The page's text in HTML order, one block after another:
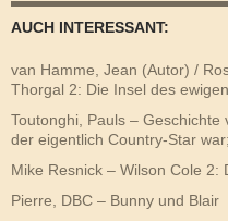
AUCH INTERESSANT:
van Hamme, Jean (Autor) /
Thorgal 2: Die Insel des
Toutonghi, Pauls – Geschichte
der eigentlich Country-Star
Mike Resnick – Wilson Cole 2:
Pierre, DBC – Bunny und Blair